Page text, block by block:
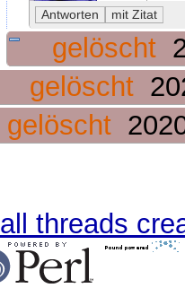
gelöscht
gelöscht
gelöscht
all threads